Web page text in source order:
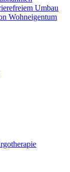
Umbau
Wohneigentum